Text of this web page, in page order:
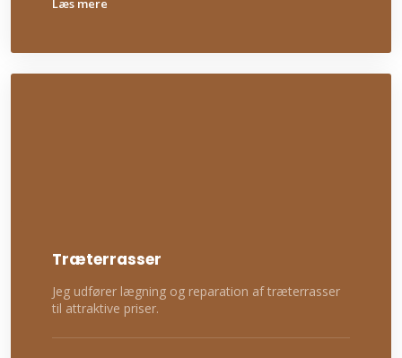
​Læs mere
Træterrasser
Jeg udfører lægning og reparation af træterrasser
til attraktive priser.